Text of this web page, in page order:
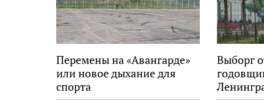
Перемены на «Авангарде»
или новое дыхание для
спорта
Выборг